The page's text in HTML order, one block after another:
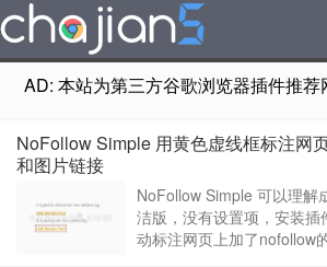
AD: 本站为第三方谷歌浏览器插件推
NoFollow Simple 用黄色虚线框标注网
和图片链接
NoFollow Simple 可以理解
洁版，没有设置项，安装插
动标注网页上加了nofollow